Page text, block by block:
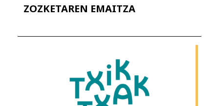
ZOZKETAREN EMAITZA